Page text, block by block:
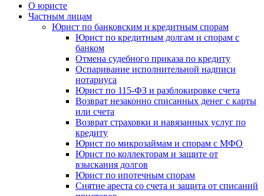
О юристе
Частным лицам
Юрист по банковским и кредитным спорам
Юрист по кредитным долгам и спорам с
банком
Отмена судебного приказа по кредиту
Оспаривание исполнительной надписи
нотариуса
Юрист по 115-ФЗ и разблокировке счета
Возврат незаконно списанных денег с карты
или счета
Возврат страховки и навязанных услуг по
кредиту
Юрист по микрозаймам и спорам с МФО
Юрист по коллекторам и защите от
взыскания долгов
Юрист по ипотечным спорам
Снятие ареста со счета и защита от списаний